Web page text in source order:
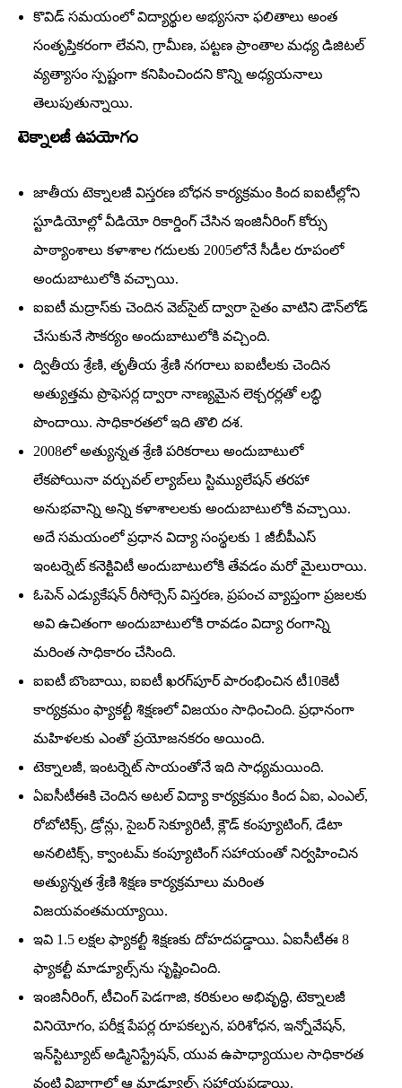
కొవిడ్‌ సమయంలో విద్యార్థుల అభ్యసనా ఫలితాలు అంత
సంతృప్తికరంగా లేవని, గ్రామీణ, పట్టణ ప్రాంతాల మధ్య డిజిటల్‌
వ్యత్యాసం స్పష్టంగా కనిపించిందని కొన్ని అధ్యయనాలు
తెలుపుతున్నాయి.
టెక్నాలజీ ఉపయోగం
జాతీయ టెక్నాలజీ విస్తరణ బోధన కార్యక్రమం కింద ఐఐటీల్లోని
స్టూడియోల్లో వీడియో రికార్డింగ్‌ చేసిన ఇంజినీరింగ్‌ కోర్సు
పాఠ్యాంశాలు కళాశాల గదులకు 2005లోనే సీడీల రూపంలో
అందుబాటులోకి వచ్చాయి.
ఐఐటీ మద్రాస్‌కు చెందిన వెబ్‌సైట్‌ ద్వారా సైతం వాటిని డౌన్‌లోడ్‌
చేసుకునే సౌకర్యం అందుబాటులోకి వచ్చింది.
ద్వితీయ శ్రేణి, తృతీయ శ్రేణి నగరాలు ఐఐటీలకు చెందిన
అత్యుత్తమ ప్రొఫెసర్ల ద్వారా నాణ్యమైన లెక్చరర్లతో లబ్ధి
పొందాయి. సాధికారతలో ఇది తొలి దశ.
2008లో అత్యున్నత శ్రేణి పరికరాలు అందుబాటులో
లేకపోయినా వర్చువల్‌ ల్యాబ్‌లు స్టిమ్యులేషన్‌ తరహా
అనుభవాన్ని అన్ని కళాశాలలకు అందుబాటులోకి వచ్చాయి.
అదే సమయంలో ప్రధాన విద్యా సంస్థలకు 1 జీబీపీఎస్‌
ఇంటర్నెట్‌ కనెక్టివిటీ అందుబాటులోకి తేవడం మరో మైలురాయి.
ఓపెన్‌ ఎడ్యుకేషన్‌ రీసోర్సెస్‌ విస్తరణ, ప్రపంచ వ్యాప్తంగా ప్రజలకు
అవి ఉచితంగా అందుబాటులోకి రావడం విద్యా రంగాన్ని
మరింత సాధికారం చేసింది.
ఐఐటీ బొంబాయి, ఐఐటీ ఖరగ్‌పూర్‌ పారంభించిన టీ10కెటీ
కార్యక్రమం ఫ్యాకల్టీ శిక్షణలో విజయం సాధించింది. ప్రధానంగా
మహిళలకు ఎంతో ప్రయోజనకరం అయింది.
టెక్నాలజీ, ఇంటర్నెట్‌ సాయంతోనే ఇది సాధ్యమయింది.
ఏఐసీటీఈకి చెందిన అటల్‌ విద్యా కార్యక్రమం కింద ఏఐ, ఎంఎల్‌,
రోబోటిక్స్‌, డ్రోన్లు, సైబర్‌ సెక్యూరిటీ, క్లౌడ్‌ కంప్యూటింగ్‌, డేటా
అనలిటిక్స్‌, క్వాంటమ్‌ కంప్యూటింగ్‌ సహాయంతో నిర్వహించిన
అత్యున్నత శ్రేణి శిక్షణ కార్యక్రమాలు మరింత
విజయవంతమయ్యాయి.
ఇవి 1.5 లక్షల ఫ్యాకల్టీ శిక్షణకు దోహదపడ్డాయి. ఏఐసీటీఈ 8
ఫ్యాకల్టీ మాడ్యూల్స్‌ను సృష్టించింది.
ఇంజినీరింగ్‌, టీచింగ్‌ పెడగాజి, కరికులం అభివృద్ధి, టెక్నాలజీ
వినియోగం, పరీక్ష పేపర్ల రూపకల్పన, పరిశోధన, ఇన్నోవేషన్‌,
ఇన్‌స్టిట్యూట్‌ అడ్మినిస్ట్రేషన్‌, యువ ఉపాధ్యాయుల సాధికారత
వంటి విభాగాల్లో ఆ మాడ్యూల్స్‌ సహాయపడ్డాయి.